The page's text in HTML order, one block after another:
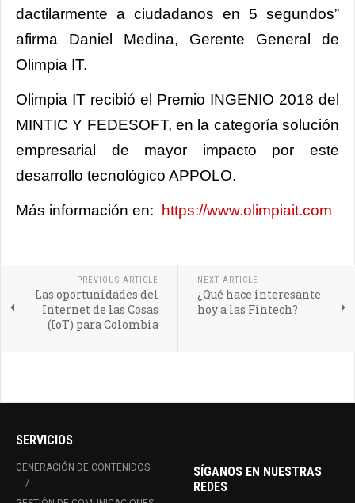
dactilarmente a ciudadanos en 5 segundos”
afirma Daniel Medina, Gerente General de
Olimpia IT.
Olimpia IT recibió el Premio INGENIO 2018 del
MINTIC Y FEDESOFT, en la categoría solución
empresarial de mayor impacto por este
desarrollo tecnológico APPOLO.
Más información en: https://www.olimpiait.com
PREVIOUS ARTICLE
Las oportunidades del
Internet de las Cosas
(IoT) para Colombia
NEXT ARTICLE
¿Qué hace interesante
hoy a las Fintech?
SERVICIOS
GENERACIÓN DE CONTENIDOS
SÍGANOS EN NUESTRAS
REDES